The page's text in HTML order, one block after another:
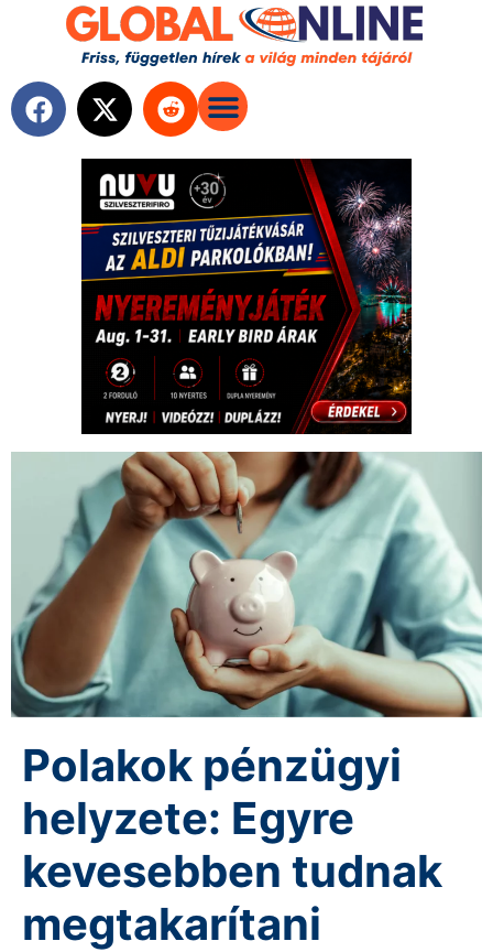
Polakok pénzügyi
helyzete: Egyre
kevesebben tudnak
megtakarítani